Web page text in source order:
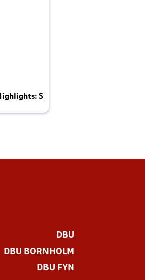
Skotland - Danmark 4-2
DBU
DBU BORNHOLM
DBU FYN